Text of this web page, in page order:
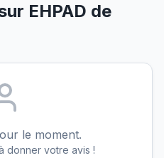
EHPAD de
le moment.
donner votre avis !